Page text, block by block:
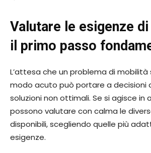
Valutare le esigenze
il primo passo
L’attesa che un problema di mobilità
modo acuto può portare a
soluzioni non ottimali. Se si agisce in
possono valutare con calma le
disponibili, scegliendo quelle più
esigenze.